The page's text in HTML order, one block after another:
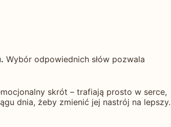
Wybór odpowiednich słów pozwala
skrót – trafiają prosto w serce,
dnia, żeby zmienić jej nastrój na lepszy.